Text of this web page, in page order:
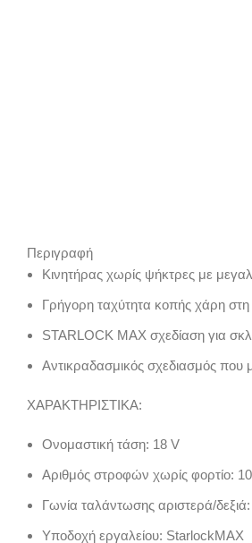
Περιγραφή
Κινητήρας χωρίς ψήκτρες με
Γρήγορη ταχύτητα κοπής χάρη
STARLOCK MAX σχεδίαση για
Αντικραδασμικός σχεδιασμός που
ΧΑΡΑΚΤΗΡΙΣΤΙΚΑ:
Ονομαστική τάση: 18 V
Αριθμός στροφών χωρίς φορτίο:
Γωνία ταλάντωσης αριστερά/δεξιά:
Υποδοχή εργαλείου: StarlockMAX